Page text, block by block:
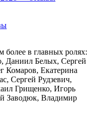
более в главных ролях:
Даниил Белых, Сергей
Комаров, Екатерина
Сергей Рудзевич,
Грищенко, Игорь
Заводюк, Владимир